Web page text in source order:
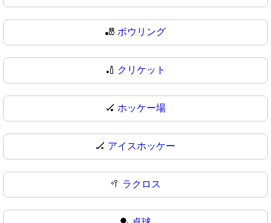
🎳 ボウリング
🏏 クリケット
🏑 ホッケー場
🏒 アイスホッケー
🥍 ラクロス